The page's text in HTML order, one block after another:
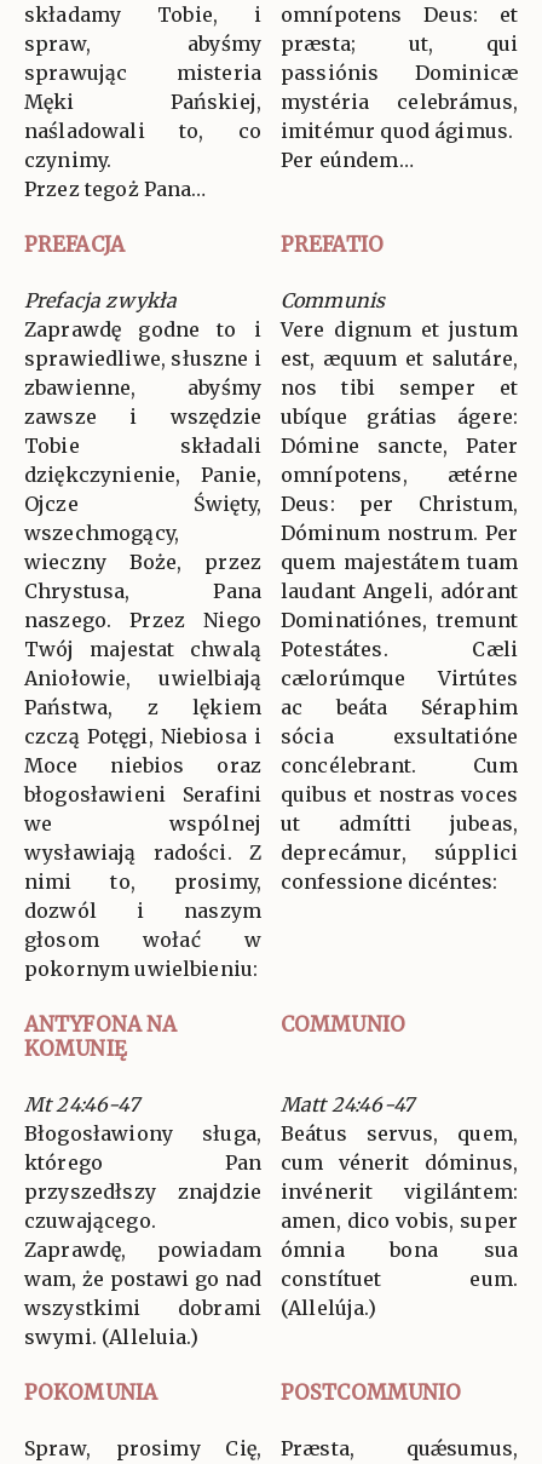
składamy Tobie, i
spraw, abyśmy
sprawując misteria
Męki Pańskiej,
naśladowali to, co
czynimy.
Przez tegoż Pana…
omnípotens Deus: et
præsta; ut, qui
passiónis Dominicæ
mystéria celebrámus,
imitémur quod ágimus.
Per eúndem…
PREFACJA PREFATIO
Prefacja zwykła
Zaprawdę godne to i
sprawiedliwe, słuszne i
zbawienne, abyśmy
zawsze i wszędzie
Tobie składali
dziękczynienie, Panie,
Ojcze Święty,
wszechmogący,
wieczny Boże, przez
Chrystusa, Pana
naszego. Przez Niego
Twój majestat chwalą
Aniołowie, uwielbiają
Państwa, z lękiem
czczą Potęgi, Niebiosa i
Moce niebios oraz
błogosławieni Serafini
we wspólnej
wysławiają radości. Z
nimi to, prosimy,
dozwól i naszym
głosom wołać w
pokornym uwielbieniu:
Communis
Vere dignum et justum
est, æquum et salutáre,
nos tibi semper et
ubíque grátias ágere:
Dómine sancte, Pater
omnípotens, ætérne
Deus: per Christum,
Dóminum nostrum. Per
quem majestátem tuam
laudant Angeli, adórant
Dominatiónes, tremunt
Potestátes. Cæli
cælorúmque Virtútes
ac beáta Séraphim
sócia exsultatióne
concélebrant. Cum
quibus et nostras voces
ut admítti jubeas,
deprecámur, súpplici
confessione dicéntes:
ANTYFONA NA
KOMUNIĘ
COMMUNIO
Mt 24:46-47
Błogosławiony sługa,
którego Pan
przyszedłszy znajdzie
czuwającego.
Zaprawdę, powiadam
wam, że postawi go nad
wszystkimi dobrami
swymi. (Alleluia.)
Matt 24:46-47
Beátus servus, quem,
cum vénerit dóminus,
invénerit vigilántem:
amen, dico vobis, super
ómnia bona sua
constítuet eum.
(Allelúja.)
POKOMUNIA POSTCOMMUNIO
Spraw, prosimy Cię, Præsta, quǽsumus,